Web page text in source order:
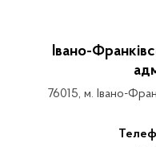
Івано-
76015, м. Івано-